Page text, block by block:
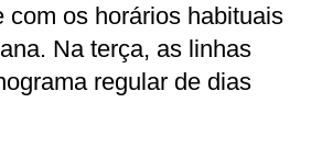
com os horários habituais
Na terça, as linhas
regular de dias